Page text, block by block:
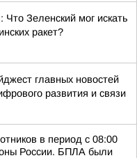
Зеленский мог искать
ракет?
главных новостей
развития и связи
в период с 08:00
России. БПЛА были